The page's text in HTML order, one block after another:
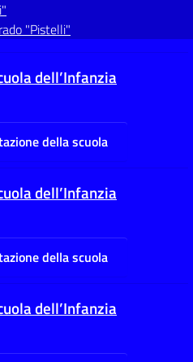
"Pistelli"
dell’Infanzia
della scuola
dell’Infanzia
della scuola
dell’Infanzia